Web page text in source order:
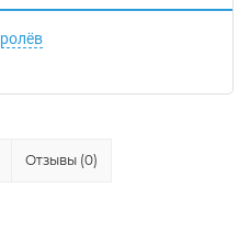
Отзывы (0)